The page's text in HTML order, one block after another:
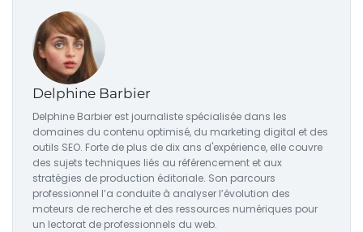
Delphine Barbier
Delphine Barbier est journaliste spécialisée dans les
domaines du contenu optimisé, du marketing digital et des
outils SEO. Forte de plus de dix ans d'expérience, elle couvre
des sujets techniques liés au référencement et aux
stratégies de production éditoriale. Son parcours
professionnel l’a conduite à analyser l’évolution des
moteurs de recherche et des ressources numériques pour
un lectorat de professionnels du web.